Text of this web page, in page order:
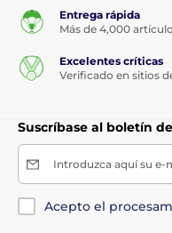
Entrega rápida
Más de 4,000
Excelentes críticas
Verificado en sitios
Suscríbase al boletín
Introduzca aquí su e-
Acepto el